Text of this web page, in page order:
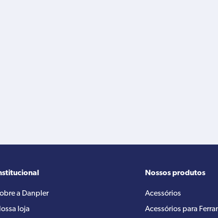
a Danpler
loja
Nossos produtos
Acessórios
Acessórios para